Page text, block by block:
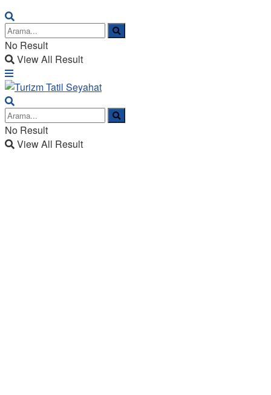
No Result
View All Result
No Result
View All Result